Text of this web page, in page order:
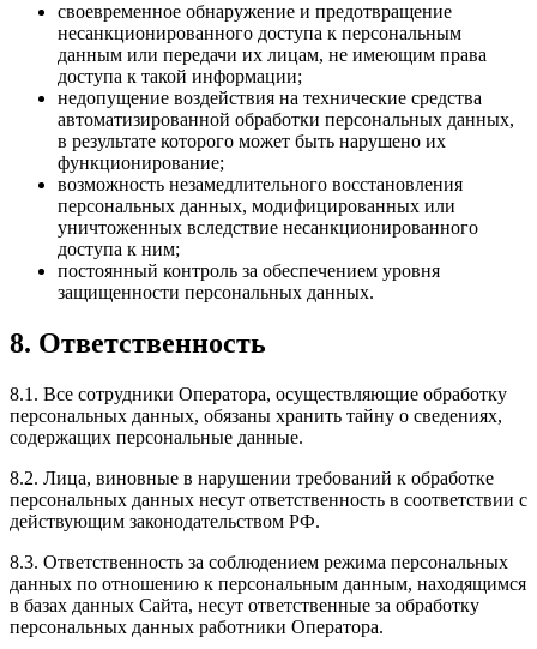
своевременное обнаружение и предотвращение
несанкционированного доступа к персональным
данным или передачи их лицам, не имеющим права
доступа к такой информации;
недопущение воздействия на технические средства
автоматизированной обработки персональных данных,
в результате которого может быть нарушено их
функционирование;
возможность незамедлительного восстановления
персональных данных, модифицированных или
уничтоженных вследствие несанкционированного
доступа к ним;
постоянный контроль за обеспечением уровня
защищенности персональных данных.
8. Ответственность
8.1. Все сотрудники Оператора, осуществляющие обработку
персональных данных, обязаны хранить тайну о сведениях,
содержащих персональные данные.
8.2. Лица, виновные в нарушении требований к обработке
персональных данных несут ответственность в соответствии с
действующим законодательством РФ.
8.3. Ответственность за соблюдением режима персональных
данных по отношению к персональным данным, находящимся
в базах данных Сайта, несут ответственные за обработку
персональных данных работники Оператора.